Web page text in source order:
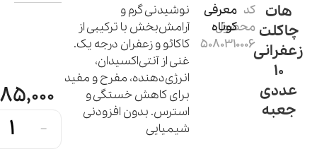
هات
چاکلت
زعفرانی
10
عددی
جعبه
کد
محصول:
5080310006
معرفی
کوتاه
نوشیدنی گرم و
آرامش‌بخش با ترکیبی از
کاکائو و زعفران درجه یک.
غنی از آنتی‌اکسیدان،
انرژی‌دهنده، مفرح و مفید
برای کاهش خستگی و
استرس. بدون افزودنی
شیمیایی
-